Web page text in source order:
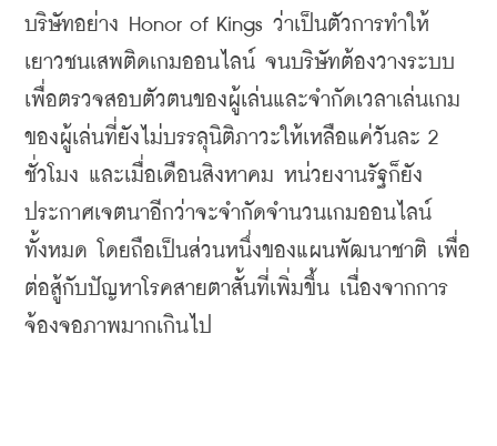
บริษัทอย่าง Honor of Kings ว่าเป็นตัวการทำให้
เยาวชนเสพติดเกมออนไลน์ จนบริษัทต้องวางระบบ
เพื่อตรวจสอบตัวตนของผู้เล่นและจำกัดเวลาเล่นเกม
ของผู้เล่นที่ยังไม่บรรลุนิติภาวะให้เหลือแค่วันละ
ชั่วโมง และเมื่อเดือนสิงหาคม หน่วยงานรัฐก็ยัง
ประกาศเจตนาอีกว่าจะจำกัดจำนวนเกมออนไลน์
ทั้งหมด
โดยถือเป็นส่วนหนึ่งของแผนพัฒนาชาติ เพื่อ
ต่อสู้กับปัญหาโรคสายตาสั้นที่เพิ่มขึ้น เนื่องจากการ
จ้องจอภาพมากเกินไป